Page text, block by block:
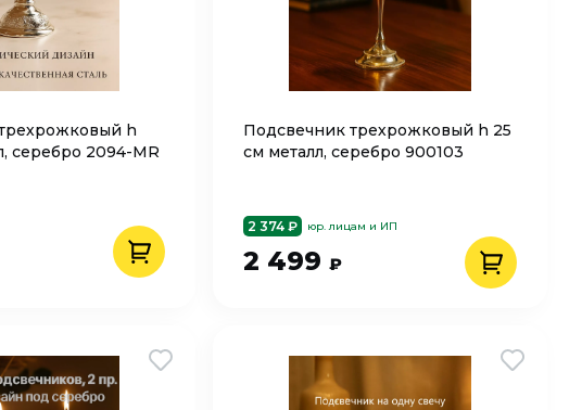
h
серебро 2094-MR
Подсвечник трехрожковый h 25
см металл, серебро 900103
2 374 ₽ юр. лицам и ИП
2 499 ₽